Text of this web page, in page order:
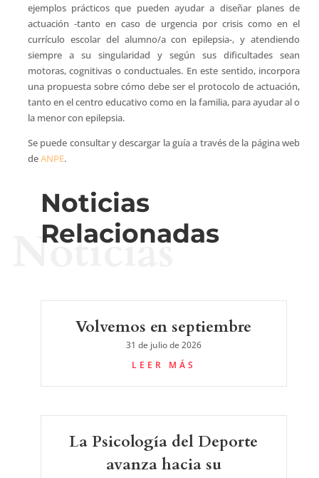
ejemplos prácticos que pueden ayudar a diseñar planes de
actuación -tanto en caso de urgencia por crisis como en el
currículo escolar del alumno/a con epilepsia-, y atendiendo
siempre a su singularidad y según sus dificultades sean
motoras, cognitivas o conductuales. En este sentido, incorpora
una propuesta sobre cómo debe ser el protocolo de actuación,
tanto en el centro educativo como en la familia, para ayudar al o
la menor con epilepsia.
Se puede consultar y descargar la guía a través de la página web
deANPE.
Noticias
Relacionadas
Noticias
Volvemos en septiembre
31 de julio de 2026
LEER MÁS
La Psicología del Deporte
avanza hacia su